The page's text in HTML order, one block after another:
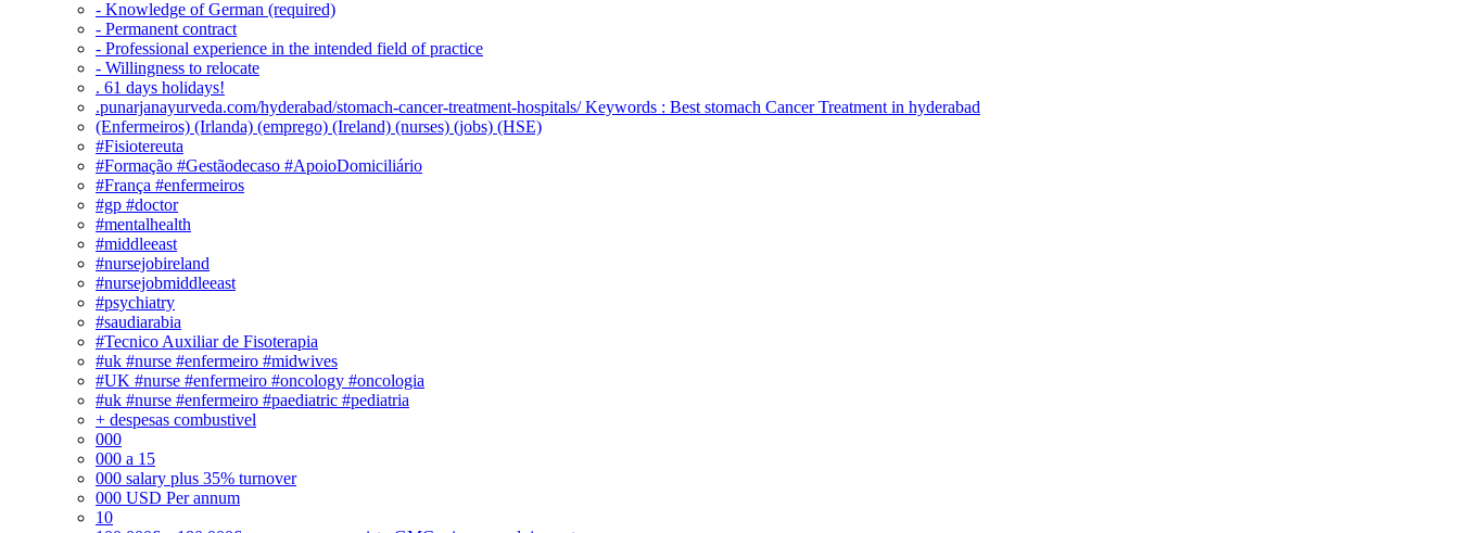
- Knowledge of German (required)
- Permanent contract
- Professional experience in the intended field of practice
- Willingness to relocate
. 61 days holidays!
.punarjanayurveda.com/hyderabad/stomach-cancer-treatment-hospitals/ Keywords : Best stomach Cancer Treatment in hyderabad
(Enfermeiros) (Irlanda) (emprego) (Ireland) (nurses) (jobs) (HSE)
#Fisiotereuta
#Formação #Gestãodecaso #ApoioDomiciliário
#França #enfermeiros
#gp #doctor
#mentalhealth
#middleeast
#nursejobireland
#nursejobmiddleeast
#psychiatry
#saudiarabia
#Tecnico Auxiliar de Fisoterapia
#uk #nurse #enfermeiro #midwives
#UK #nurse #enfermeiro #oncology #oncologia
#uk #nurse #enfermeiro #paediatric #pediatria
+ despesas combustivel
000
000 a 15
000 salary plus 35% turnover
000 USD Per annum
10